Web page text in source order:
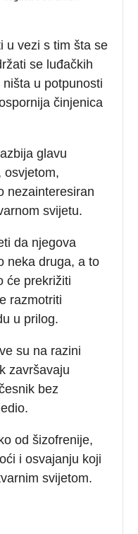
u vezi s tim šta se
se luđačkih
u potpunosti
činjenica
glavu
osvjetom,
nezainteresiran
svijetu.
da njegova
neka druga, a to
će prekrižiti
razmotriti
u prilog.
su na razini
završavaju
bez
od šizofrenije,
i osvajanju koji
svijetom.